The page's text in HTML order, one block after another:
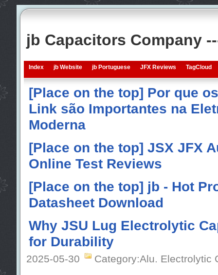
jb Capacitors Company
Index jb Website jb Portuguese JFX Reviews TagCloud
[Place on the top] Por que
Link são Importantes na
Moderna
[Place on the top] JSX JFX
Online Test Reviews
[Place on the top] jb - Hot
Datasheet Download
Why JSU Lug Electrolytic
for Durability
2025-05-30 Category:Alu. Electrolytic